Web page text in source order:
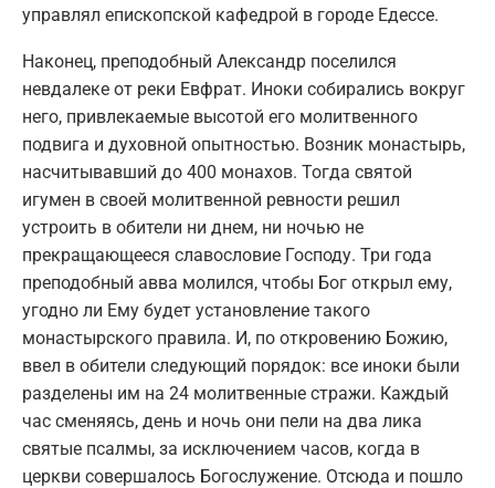
управлял епископской кафедрой в городе Едессе.
Наконец, преподобный Александр поселился
невдалеке от реки Евфрат. Иноки собирались вокруг
него, привлекаемые высотой его молитвенного
подвига и духовной опытностью. Возник монастырь,
насчитывавший до 400 монахов. Тогда святой
игумен в своей молитвенной ревности решил
устроить в обители ни днем, ни ночью не
прекращающееся славословие Господу. Три года
преподобный авва молился, чтобы Бог открыл ему,
угодно ли Ему будет установление такого
монастырского правила. И, по откровению Божию,
ввел в обители следующий порядок: все иноки были
разделены им на 24 молитвенные стражи. Каждый
час сменяясь, день и ночь они пели на два лика
святые псалмы, за исключением часов, когда в
церкви совершалось Богослужение. Отсюда и пошло